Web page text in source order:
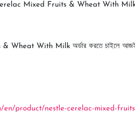
Cerelac Mixed Fruits & Wheat With
With Milk অর্ডার করতে চাইলে আজই
en/product/nestle-cerelac-mixed-